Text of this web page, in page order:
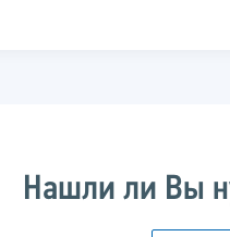
Нашли ли Вы